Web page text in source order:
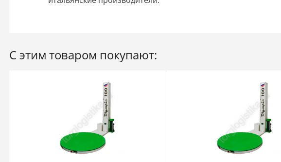
С этим товаром покупают: